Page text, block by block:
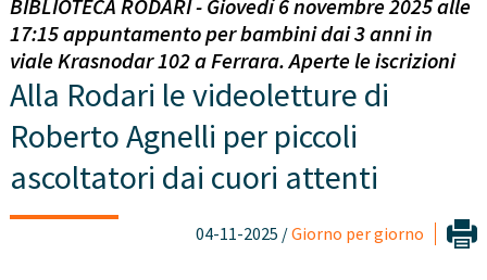
BIBLIOTECA RODARI - Giovedì 6 novembre 2025 alle
17:15 appuntamento per bambini dai 3 anni in
viale Krasnodar 102 a Ferrara. Aperte le iscrizioni
Alla Rodari le videoletture di
Roberto Agnelli per piccoli
ascoltatori dai cuori attenti
04-11-2025 /Giorno per giorno